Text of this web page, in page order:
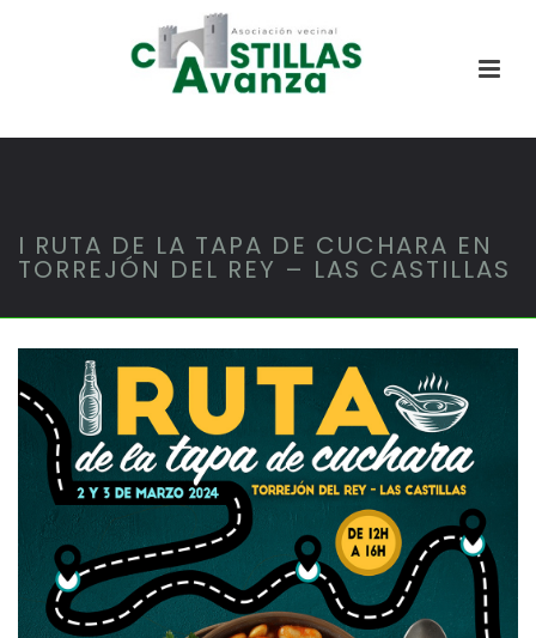
I RUTA DE LA TAPA DE CUCHARA EN
TORREJÓN DEL REY – LAS CASTILLAS